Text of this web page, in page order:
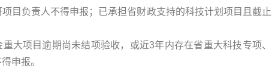
目负责人不得申报；已承担省财政支持的科技计划项目且截止
大项目逾期尚未结项验收，或近3年内存在省重大科技专项、
申报。